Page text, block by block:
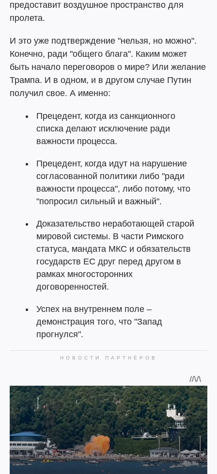
предоставит воздушное пространство для
пролета.
И это уже подтверждение "нельзя, но можно".
Конечно, ради "общего блага". Каким может
быть начало переговоров о мире? Или желание
Трампа. И в одном, и в другом случае Путин
получил свое. А именно:
Прецедент, когда из санкционного
списка делают исключение ради
важности процесса.
Прецедент, когда идут на нарушение
согласованной политики либо "ради
важности процесса", либо потому, что
"попросил сильный и важный".
Доказательство неработающей старой
мировой системы. В части Римского
статуса, мандата МКС и обязательств
государств ЕС друг перед другом в
рамках многосторонних
договоренностей.
Успех на внутреннем поле –
демонстрация того, что "Запад
прогнулся".